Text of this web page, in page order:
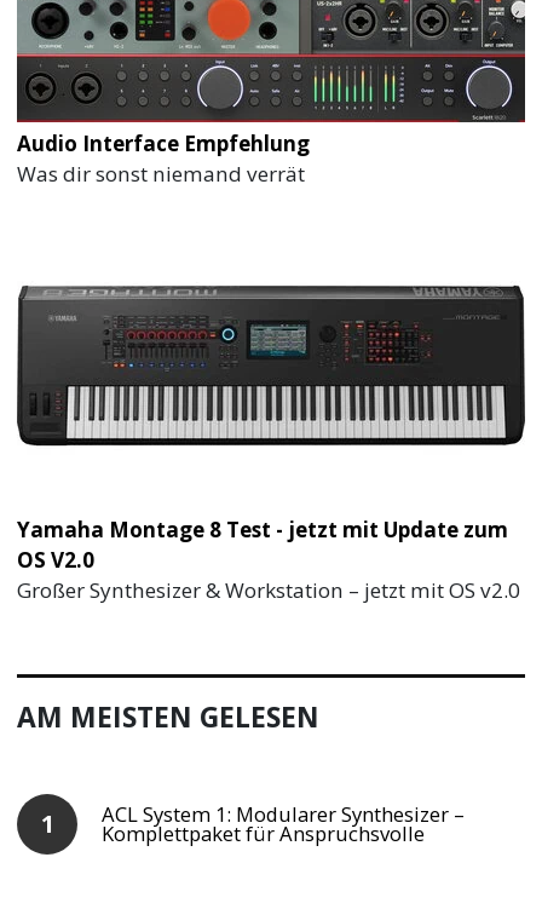
Audio Interface Empfehlung
Was dir sonst niemand verrät
Yamaha Montage 8 Test - jetzt mit Update zum
OS V2.0
Großer Synthesizer & Workstation – jetzt mit OS v2.0
AM MEISTEN GELESEN
ACL System 1: Modularer Synthesizer –
Komplettpaket für Anspruchsvolle